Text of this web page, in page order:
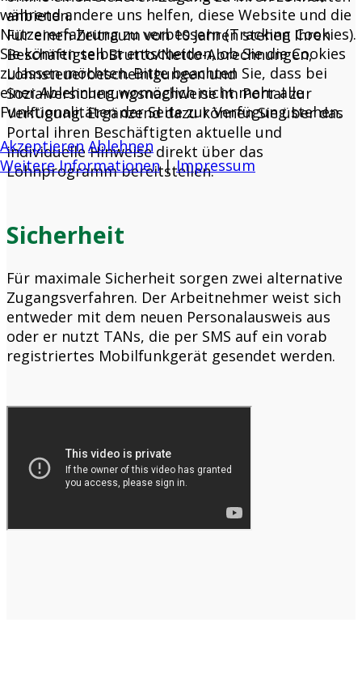
anbieten.
Für einen Zeitraum von 10 Jahren stehen Ihren
Beschäftigten Brutto/Netto-Abrechnungen,
Lohnsteuerbescheinigungen und
Sozialversicherungsnachweise im Portal zur
Verfügung. Ergänzend dazu können Sie über das
Portal ihren Beschäftigten aktuelle und
individuelle Hinweise direkt über das
Lohnprogramm bereitstellen.
Sicherheit
Für maximale Sicherheit sorgen zwei alternative
Zugangsverfahren. Der Arbeitnehmer weist sich
entweder mit dem neuen Personalausweis aus
oder er nutzt TANs, die per SMS auf ein vorab
registriertes Mobilfunkgerät gesendet werden.
während andere uns helfen, diese Website und die
Nutzererfahrung zu verbessern (Tracking Cookies).
Sie können selbst entscheiden, ob Sie die Cookies
zulassen möchten. Bitte beachten Sie, dass bei
einer Ablehnung womöglich nicht mehr alle
Funktionalitäten der Seite zur Verfügung stehen.
Akzeptieren Ablehnen
Weitere Informationen|Impressum